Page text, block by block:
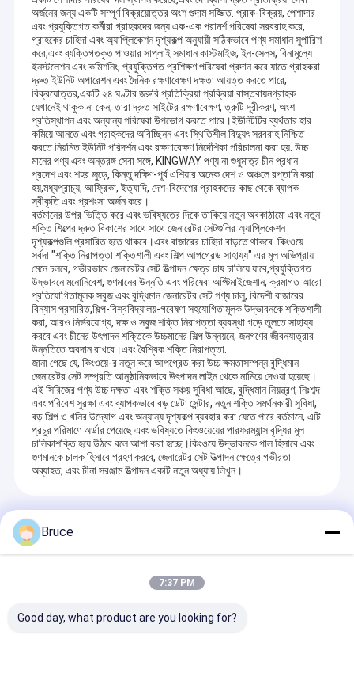
অর্জনের জন্য একটি সম্পূর্ণ বিক্রয়োত্তর অংশ গুদাম সজ্জিত. প্রাক-বিক্রয়, পেশাদার
এবং প্রযুক্তিগত কর্মীরা গ্রাহকদের জন্য এক-এক পরামর্শ পরিষেবা সরবরাহ করে,
গ্রাহকের চাহিদা এবং অ্যাপ্লিকেশন দৃশ্যকল্প অনুযায়ী সঠিকভাবে পণ্য সমাধান সুপারিশ
করে,এবং ব্যক্তিগতকৃত পাওয়ার সাপ্লাই সমাধান কাস্টমাইজ; ইন-সেলস, বিনামূল্যে
ইনস্টলেশন এবং কমিশনিং, প্রযুক্তিগত প্রশিক্ষণ পরিষেবা প্রদান করে যাতে গ্রাহকরা
দ্রুত ইউনিট অপারেশন এবং দৈনিক রক্ষণাবেক্ষণ দক্ষতা আয়ত্ত করতে পারে;
বিক্রয়োত্তর,একটি ২৪ ঘণ্টার জরুরি প্রতিক্রিয়া প্রক্রিয়া বাস্তবায়নগ্রাহক
যেখানেই থাকুক না কেন, তারা দ্রুত সাইটের রক্ষণাবেক্ষণ, ত্রুটি দূরীকরণ, অংশ
প্রতিস্থাপন এবং অন্যান্য পরিষেবা উপভোগ করতে পারে।ইউনিটটির ব্যর্থতার হার
কমিয়ে আনতে এবং গ্রাহকদের অবিচ্ছিন্ন এবং স্থিতিশীল বিদ্যুৎ সরবরাহ নিশ্চিত
করতে নিয়মিত ইউনিট পরিদর্শন এবং রক্ষণাবেক্ষণ নির্দেশিকা পরিচালনা করা হয়. উচ্চ
মানের পণ্য এবং অন্তরঙ্গ সেবা সঙ্গে, KINGWAY পণ্য না শুধুমাত্র চীন প্রধান
প্রদেশ এবং শহর জুড়ে, কিন্তু দক্ষিণ-পূর্ব এশিয়ার অনেক দেশ ও অঞ্চলে রপ্তানি করা
হয়,মধ্যপ্রাচ্য, আফ্রিকা, ইত্যাদি, দেশ-বিদেশের গ্রাহকদের কাছ থেকে ব্যাপক
স্বীকৃতি এবং প্রশংসা অর্জন করে।
বর্তমানের উপর ভিত্তি করে এবং ভবিষ্যতের দিকে তাকিয়ে নতুন অবকাঠামো এবং নতুন
শক্তি শিল্পের দ্রুত বিকাশের সাথে সাথে জেনারেটর সেটগুলির অ্যাপ্লিকেশন
দৃশ্যকল্পগুলি প্রসারিত হতে থাকবে।এবং বাজারের চাহিদা বাড়তে থাকবে. কিংওয়ে
সর্বদা "শক্তি নিরাপত্তা শক্তিশালী এবং শিল্প আপগ্রেড সাহায্য" এর মূল অভিপ্রায়
মেনে চলবে, গভীরভাবে জেনারেটর সেট উত্পাদন ক্ষেত্র চাষ চালিয়ে যাবে,প্রযুক্তিগত
উদ্ভাবনে মনোনিবেশ, গুণমানের উন্নতি এবং পরিষেবা অপ্টিমাইজেশান, ক্রমাগত আরো
প্রতিযোগিতামূলক সবুজ এবং বুদ্ধিমান জেনারেটর সেট পণ্য চালু, বিদেশী বাজারের
বিন্যাস প্রসারিত,শিল্প-বিশ্ববিদ্যালয়-গবেষণা সহযোগিতামূলক উদ্ভাবনকে শক্তিশালী
করা, আরও নির্ভরযোগ্য, দক্ষ ও সবুজ শক্তি নিরাপত্তা ব্যবস্থা গড়ে তুলতে সাহায্য
করবে এবং চীনের উৎপাদন শক্তিকে উচ্চমানের শিল্প উন্নয়নে, জনগণের জীবনযাত্রার
উন্নতিতে অবদান রাখবে।এবং বৈশ্বিক শক্তি নিরাপত্তা.
জানা গেছে যে, কিংওয়ে-র নতুন করে আপগ্রেড করা উচ্চ ক্ষমতাসম্পন্ন বুদ্ধিমান
জেনারেটর সেট সম্প্রতি আনুষ্ঠানিকভাবে উৎপাদন লাইন থেকে নামিয়ে দেওয়া হয়েছে।
এই সিরিজের পণ্য উচ্চ দক্ষতা এবং শক্তি সঞ্চয় সুবিধা আছে, বুদ্ধিমান নিয়ন্ত্রণ, নিঃশব্দ
এবং পরিবেশ সুরক্ষা এবং ব্যাপকভাবে বড় ডেটা সেন্টার, নতুন শক্তি সমর্থনকারী সুবিধা,
বড় শিল্প ও খনির উদ্যোগ এবং অন্যান্য দৃশ্যকল্প ব্যবহার করা যেতে পারে.বর্তমানে, এটি
প্রচুর পরিমাণে অর্ডার পেয়েছে এবং ভবিষ্যতে কিংওয়েয়ের পারফরম্যান্স বৃদ্ধির মূল
চালিকাশক্তি হয়ে উঠবে বলে আশা করা হচ্ছে।কিংওয়ে উদ্ভাবনকে পাল হিসাবে এবং
গুণমানকে চালক হিসাবে গ্রহণ করবে, জেনারেটর সেট উত্পাদন ক্ষেত্রে গভীরতা
অব্যাহত, এবং চীনা সরঞ্জাম উত্পাদন একটি নতুন অধ্যায় লিখুন।
প্রস্তাবিত পণ্য
Bruce
7:37 PM
Good day, what product are you looking for?